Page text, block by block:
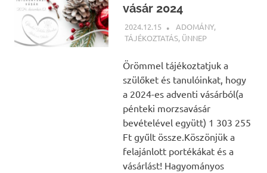
vásár 2024
2024.12.15 BÁRTFAI JUDIT
ADOMÁNY,
TÁJÉKOZTATÁS, ÜNNEP
Örömmel tájékoztatjuk a
szülőket és tanulóinkat, hogy
a 2024-es adventi vásárból(a
pénteki morzsavásár
bevételével együtt) 1 303 255
Ft gyűlt össze.Köszönjük a
felajánlott portékákat és a
vásárlást! Hagyományos